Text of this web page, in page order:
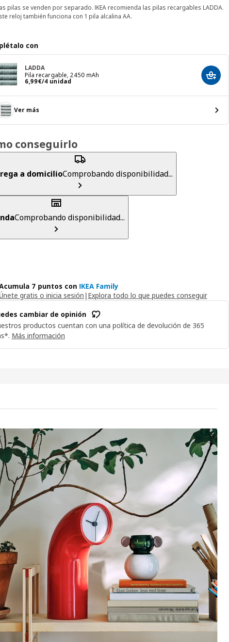
pilas se venden por separado. IKEA recomienda las pilas recargables LADDA.
reloj también funciona con 1 pila alcalina AA.
con
LADDA
Pila recargable, 2450 mAh
6,99€/4 unidad
El precio 6,99€/4 unidad
Ver más
conseguirlo
a domicilioComprobando disponibilidad...
Comprobando disponibilidad...
7 puntos con IKEA Family
gratis o inicia sesión | Explora todo lo que puedes conseguir
cambiar de opinión
productos cuentan con una política de devolución de 365
Más información